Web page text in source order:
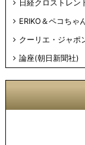
日経クロストレン
ERIKO＆ペコちゃ
クーリエ・ジャポ
論座(朝日新聞社)